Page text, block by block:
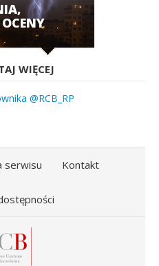
WIĘCEJ
@RCB_RP
serwisu Kontakt